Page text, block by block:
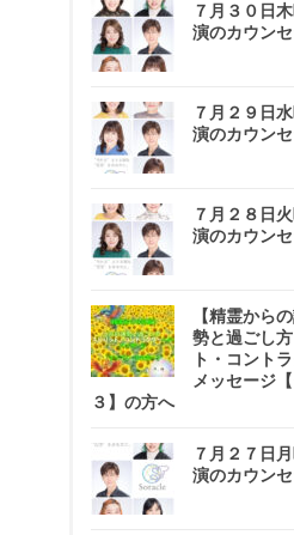
７月３０日
演のカウン
７月２９日
演のカウン
７月２８日
演のカウン
【精霊から
勢と過ごし
ト・コント
メッセージ
３】の方へ
７月２７日
演のカウン